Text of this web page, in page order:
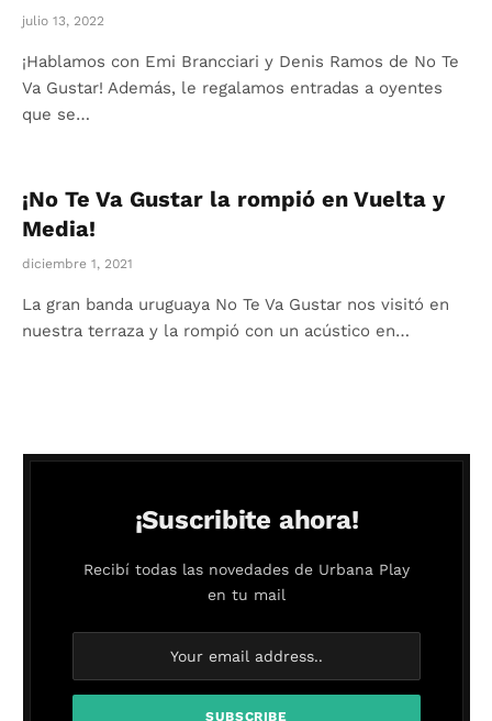
julio 13, 2022
¡Hablamos con Emi Brancciari y Denis Ramos de No Te
Va Gustar! Además, le regalamos entradas a oyentes
que se…
¡No Te Va Gustar la rompió en Vuelta y
Media!
diciembre 1, 2021
La gran banda uruguaya No Te Va Gustar nos visitó en
nuestra terraza y la rompió con un acústico en…
¡Suscribite ahora!
Recibí todas las novedades de Urbana Play
en tu mail